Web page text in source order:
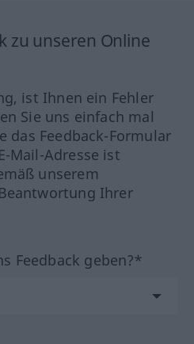
zu unseren Online
ist Ihnen ein Fehler
Sie uns einfach mal
das Feedback-Formular
Mail-Adresse ist
unserem
Ihrer
Feedback geben?*